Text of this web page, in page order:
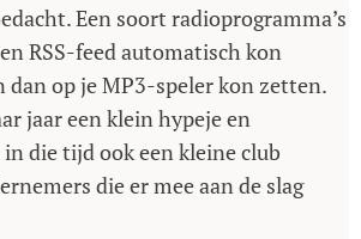
Een soort radioprogramma’s
RSS-feed automatisch kon
dan op je MP3-speler kon zetten.
jaar een klein hypeje en
die tijd ook een kleine club
die er mee aan de slag